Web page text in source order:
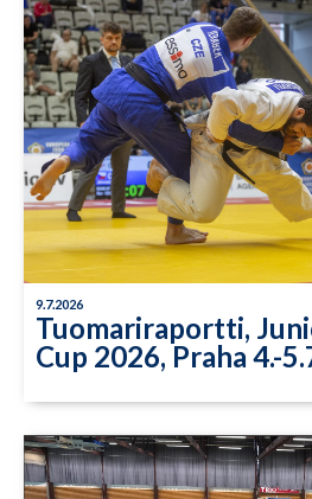
9.7.2026
Tuomariraportti,
Cup 2026, Praha 4.-